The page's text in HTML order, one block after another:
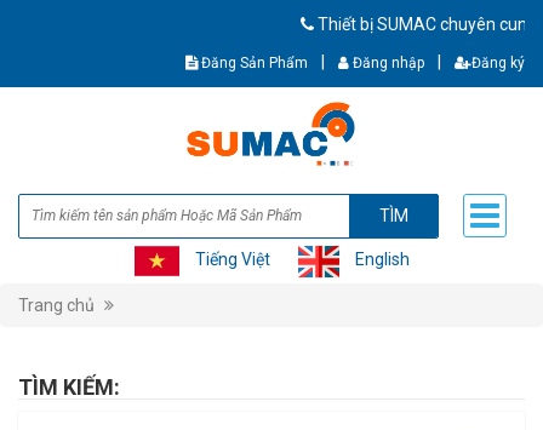
Thiết bị SUMAC chuyên cung cấp
Đăng Sản Phẩm Đăng nhập Đăng ký
TÌM
Tiếng Việt English
Trang chủ
TÌM KIẾM: